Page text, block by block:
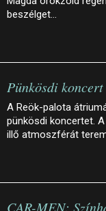
beszélget…
Pünkösdi koncert
A Reök-palota
pünkösdi koncertet.
illő atmoszférát
CAR-MEN: